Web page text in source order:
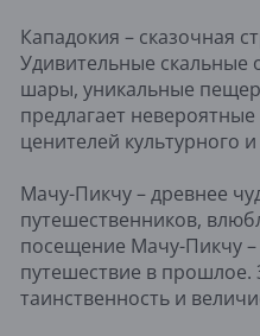
Кападокия – сказочная
Удивительные скальные
шары, уникальные
предлагает
ценителей культурного
Мачу-Пикчу – древнее
путешественников,
посещение Мачу-Пикчу –
путешествие в прошлое.
таинственность и